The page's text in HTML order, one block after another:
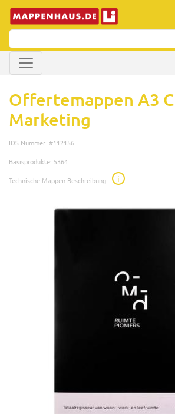
Offertemappen A3
Marketing
IDS Nummer: #112156
Basisprodukte: 5364
Technische Mappen Beschreibung
i